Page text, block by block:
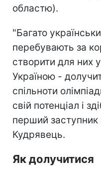
областю).
"Багато
перебувають за
створити для них
Україною -
спільноти
свій потенціал і
перший заступник
Кудрявець.
Як долучитися